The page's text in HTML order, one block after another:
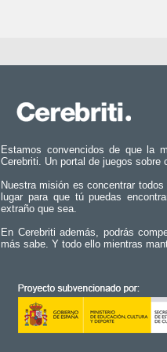
Estamos convencidos de que la
Cerebriti. Un portal de juegos sobre
Nuestra misión es concentrar
lugar para que tú puedas
extraño que sea.
En Cerebriti además, podrás
más sabe. Y todo ello mientras